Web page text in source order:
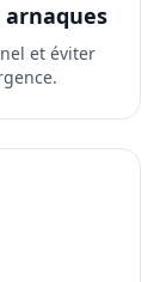
et éviter